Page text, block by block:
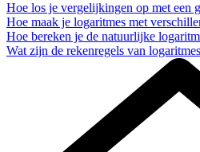
Hoe los je vergelijkingen op met een
Hoe maak je logaritmes met
Hoe bereken je de natuurlijke
Wat zijn de rekenregels van